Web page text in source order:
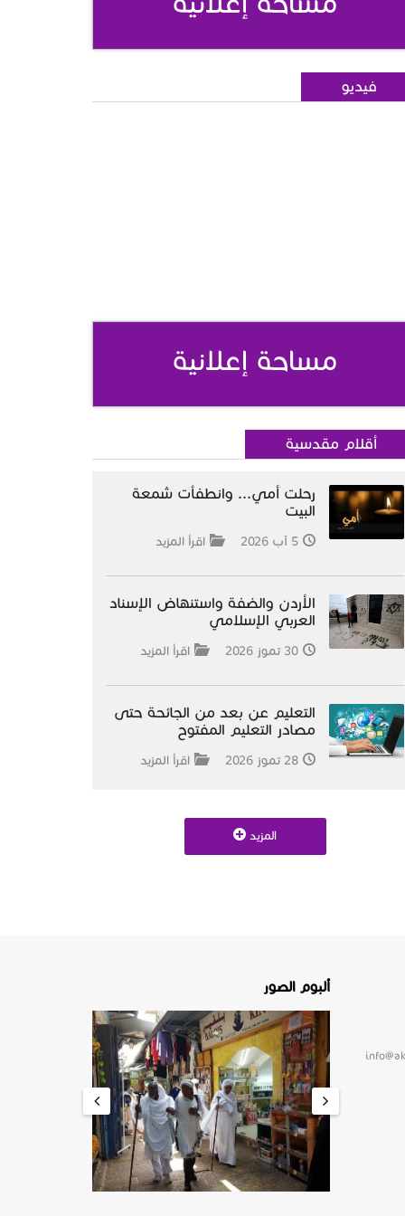
فيديو
مساحة إعلانية
أقلام مقدسية
رحلت أمي... وانطفأت شمعة
البيت
5 آب 2026 اقرأ المزيد
الأردن والضفة واستنهاض الإسناد
العربي الإسلامي
30 تموز 2026 اقرأ المزيد
التعليم عن بعد من الجائحة حتى
مصادر التعليم المفتوح
28 تموز 2026 اقرأ المزيد
المزيد
ألبوم الصور